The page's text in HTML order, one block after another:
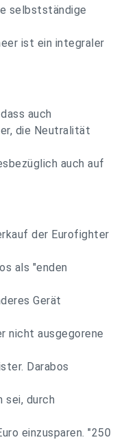
selbstständige
ist ein integraler
auch
die Neutralität
auch auf
der Eurofighter
als "enden
Gerät
nicht ausgegorene
Darabos
sei, durch
einzusparen. "250